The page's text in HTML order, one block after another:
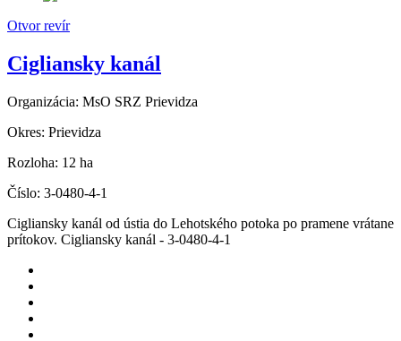
Otvor revír
Cigliansky kanál
Organizácia: MsO SRZ Prievidza
Okres: Prievidza
Rozloha: 12 ha
Číslo: 3-0480-4-1
Cigliansky kanál od ústia do Lehotského potoka po pramene vrátane
prítokov. Cigliansky kanál - 3-0480-4-1